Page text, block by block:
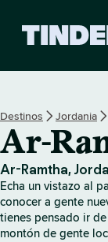
Destinos Jordania
Ar-
Ar-Ramtha,
Echa un vistazo al
conocer a gente
tienes pensado ir
montón de gente